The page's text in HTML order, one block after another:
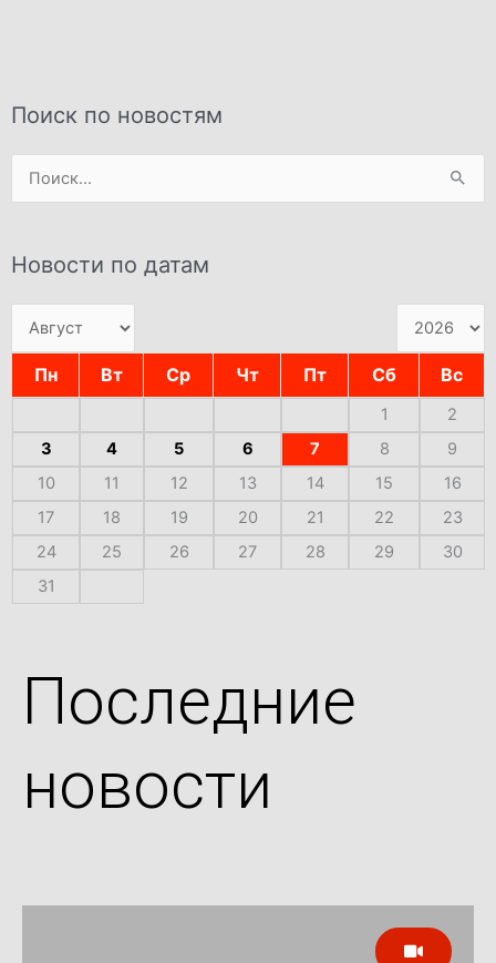
Поиск по новостям
Поиск:
Новости по датам
Пн Вт Ср Чт Пт Сб Вс
1
2
3
4 5 6 7 8
9
10
11 12 13 14 15
16
17
18 19 20 21 22
23
24
25 26 27 28 29
30
31
Последние
новости